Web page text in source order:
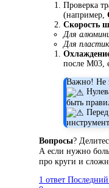
Проверка
(например,
Скорость
Для
Для
после M03,
Важно! Не
быть
Вопросы?
А если нужно
про круги и
1 ответ Последний